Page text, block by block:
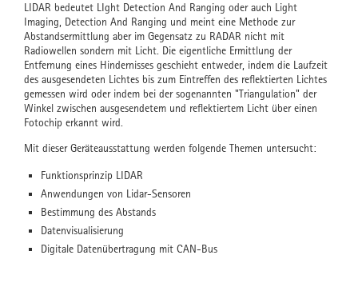
LIDAR bedeutet LIght Detection And Ranging oder auch Light
Imaging, Detection And Ranging und meint eine Methode zur
Abstandsermittlung aber im Gegensatz zu RADAR nicht mit
Radiowellen sondern mit Licht. Die eigentliche Ermittlung der
Entfernung eines Hindernisses geschieht entweder, indem die Laufzeit
des ausgesendeten Lichtes bis zum Eintreffen des reflektierten Lichtes
gemessen wird oder indem bei der sogenannten "Triangulation" der
Winkel zwischen ausgesendetem und reflektiertem Licht über einen
Fotochip erkannt wird.
Mit dieser Geräteausstattung werden folgende Themen untersucht:
Funktionsprinzip LIDAR
Anwendungen von Lidar-Sensoren
Bestimmung des Abstands
Datenvisualisierung
Digitale Datenübertragung mit CAN-Bus